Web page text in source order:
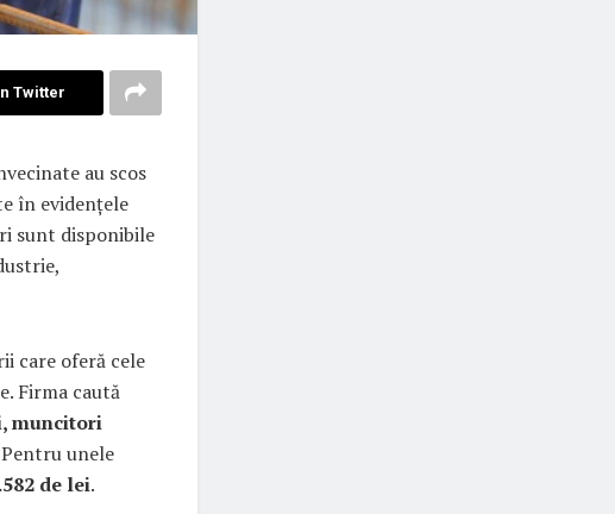
Twitter
au scos
în evidențele
sunt disponibile
care oferă cele
Firma caută
muncitori
Pentru unele
de lei.